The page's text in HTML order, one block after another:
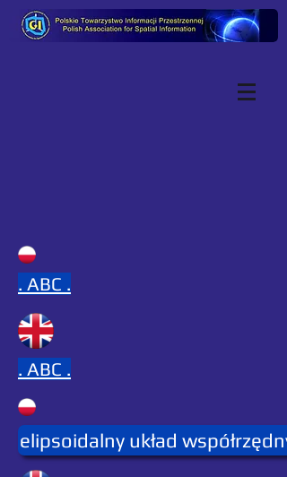
. ABC .
. ABC .
elipsoidalny układ